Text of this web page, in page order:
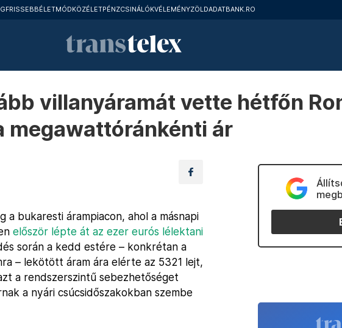
ÉLETMÓDKÖZÉLETPÉNZCSINÁLÓKVÉLEMÉNYZÖLDADATBANK.RO
villanyáramát vette hétfőn
megawattóránkénti ár
bukaresti árampiacon, ahol a másnapi
először lépte át az ezer eurós lélektani
során a kedd estére – konkrétan a
– lekötött áram ára elérte az 5321 lejt,
a rendszerszintű sebezhetőséget
a nyári csúcsidőszakokban szembe